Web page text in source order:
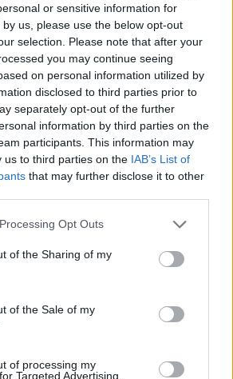
or sensitive information for
us, please use the below opt-out
selection. Please note that after your
you may continue seeing
on personal information utilized by
disclosed to third parties prior to
separately opt-out of the further
information by third parties on the
participants. This information may
us to third parties on the IAB’s List of
that may further disclose it to other
Opt Outs
of the Sharing of my
of the Sale of my
of processing my
Targeted Advertising.
Jerzy Kozielewski,
Karskiego, dyplom natomiast Jacek
Towarzystwa Jana Karskiego.
przesłał kard.
nagrody specjalnej „za otwieranie
pomoc”.
abp Polak przyznał, że zarówno
są dla niego onieśmielające i
głęboką wiarą i ufnością w Tego,
losami. Bo nie jest tak, że stajemy
z naszymi ludzkimi zasobami i
z przekonaniem, że mają one sens
w to nie wierzył, to nie sądzę,
których sobie nie